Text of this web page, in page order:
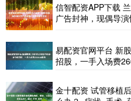
信智配资APP下载
广告封神，现偶导演
易配资官网平台 新
招股，一手入场费
金十配资 试管移植